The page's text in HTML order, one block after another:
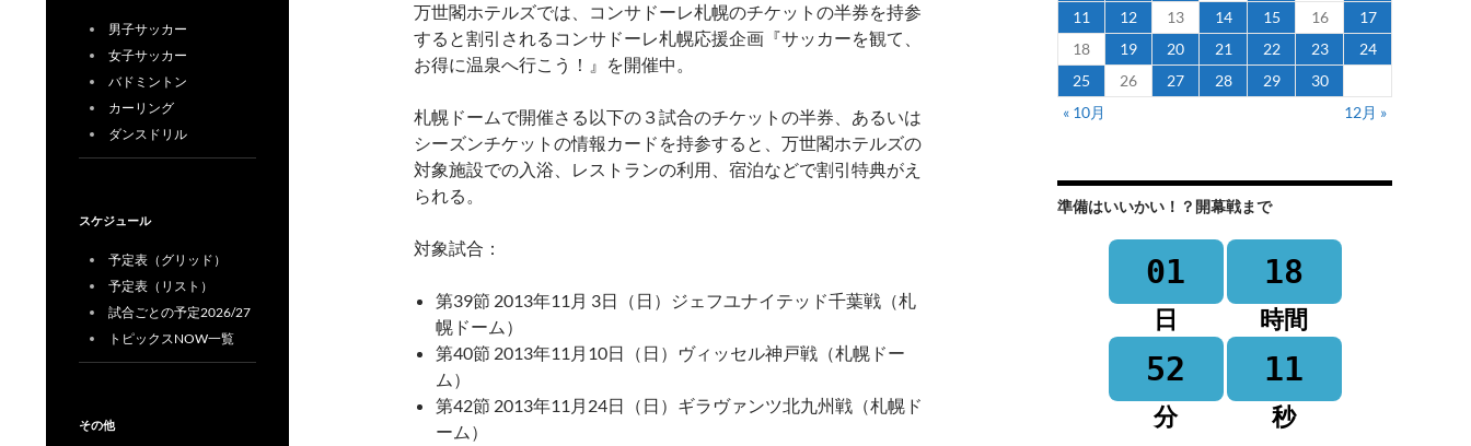
万世閣ホテルズでは、コンサドーレ札幌のチケットの半券を持参
すると割引されるコンサドーレ札幌応援企画『サッカーを観て、
お得に温泉へ行こう！』を開催中。
札幌ドームで開催さる以下の３試合のチケットの半券、あるいは
シーズンチケットの情報カードを持参すると、万世閣ホテルズの
対象施設での入浴、レストランの利用、宿泊などで割引特典がえ
られる。
対象試合：
第39節 2013年11月 3日（日）ジェフユナイテッド千葉戦（札
幌ドーム）
第40節 2013年11月10日（日）ヴィッセル神戸戦（札幌ドー
ム）
第42節 2013年11月24日（日）ギラヴァンツ北九州戦（札幌ド
ーム）
11
12 13 14 15 16
17
18
19 20 21 22 23
24
25
26 27 28 29
30
« 10月
12月 »
準備はいいかい！？開幕戦まで
01
日
18
時間
52
分
11
秒
男子サッカー
女子サッカー
バドミントン
カーリング
ダンスドリル
スケジュール
予定表（グリッド）
予定表（リスト）
試合ごとの予定2026/27
トピックスNOW一覧
その他